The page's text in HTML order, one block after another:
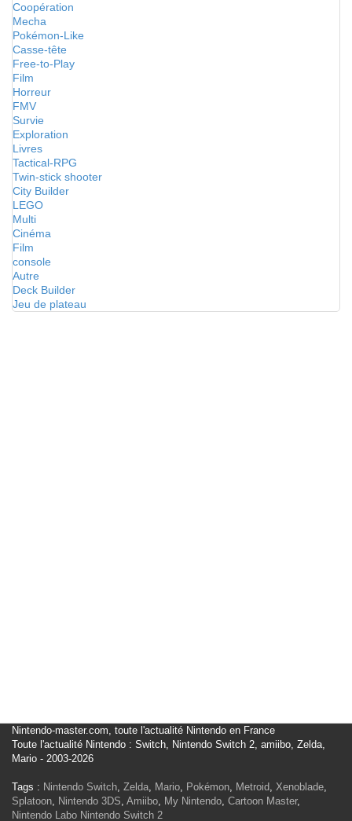
Coopération
Mecha
Pokémon-Like
Casse-tête
Free-to-Play
Film
Horreur
FMV
Survie
Exploration
Livres
Tactical-RPG
Twin-stick shooter
City Builder
LEGO
Multi
Cinéma
Film
console
Autre
Deck Builder
Jeu de plateau
Nintendo-master.com, toute l'actualité Nintendo en France
Toute l'actualité Nintendo : Switch, Nintendo Switch 2, amiibo, Zelda,
Mario - 2003-2026
Tags : Nintendo Switch, Zelda, Mario, Pokémon, Metroid, Xenoblade,
Splatoon, Nintendo 3DS, Amiibo, My Nintendo, Cartoon Master,
Nintendo Labo Nintendo Switch 2